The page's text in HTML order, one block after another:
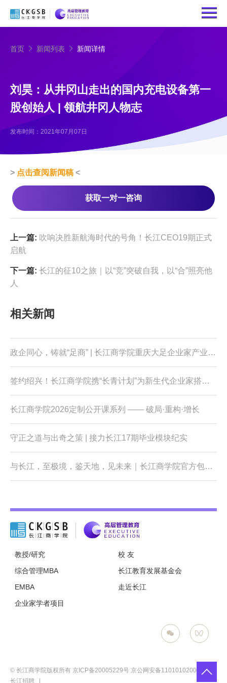
首页 新闻列表 新闻详情
刘昊：从井冈山走出的国内充电设备第一
股创始人 | 领航井冈人物志
发布时间：2021年07月07日
> 点击查阅新闻稿 <
获取一对一咨询
上一篇: 吹响决胜新航海时代的号角！长江CEO19期正式
启航
下一篇: 长江的征10之旅｜以“竞”突破自我，以“合”照亮他
人
相关新闻
政企同心，铸就“足商” | 长江商学院重庆大足企业家产业升级项目第一模块课程圆满结束
签约绍兴！长江商学院携“长青计划”为新生代企业家搭建“政企学”新生态
长江商学院2026定制公开课系列 —— 破局·重构·增长
守正之道与出奇之策 | 接力长江17期毕业模块纪实
与长江，至极境，鉴天地，见未来｜长江商学院官方包船北极首航，即将启程！
教授/研究
综合管理MBA
EMBA
企业家学者项目
校 友
长江教育发展基金会
走近长江
© 长江商学院版权所有 京ICP备20005229号 京公网安备11010102005485号
长江招聘